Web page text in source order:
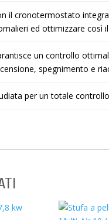
il cronotermostato
ed ottimizzare così
un controllo
spegnimento e
per un totale